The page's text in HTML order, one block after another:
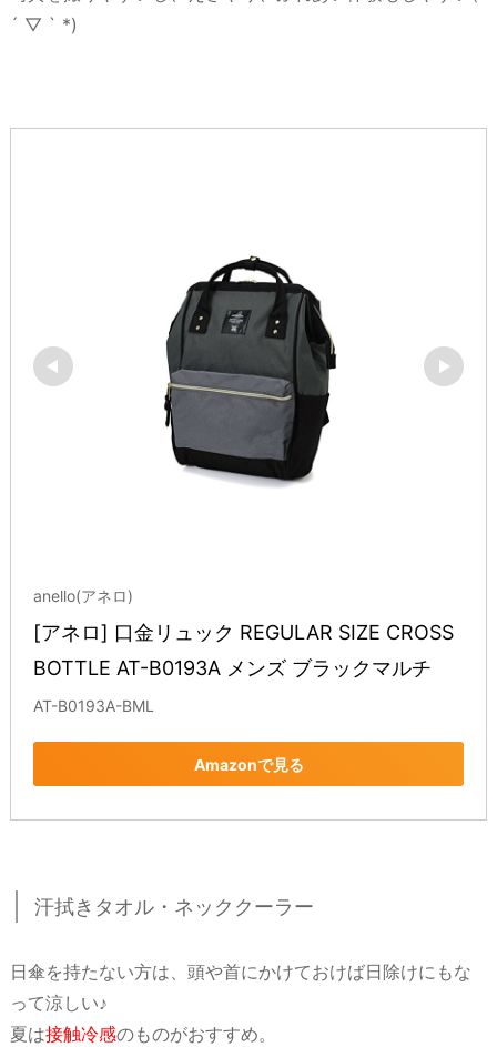
´ ▽ ` *)
anello(アネロ)
[アネロ] 口金リュック REGULAR SIZE CROSS
BOTTLE AT-B0193A メンズ ブラックマルチ
AT-B0193A-BML
Amazonで見る
汗拭きタオル・ネッククーラー
日傘を持たない方は、頭や首にかけておけば日除けにもな
って涼しい♪
夏は接触冷感のものがおすすめ。